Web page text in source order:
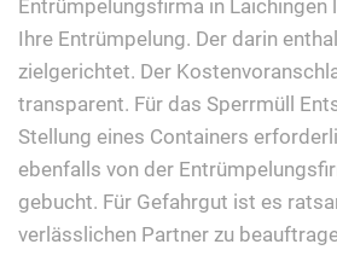
Entrümpelungsfirma in
Ihre Entrümpelung. Der darin
zielgerichtet. Der
transparent. Für das Sperrmüll
Stellung eines Containers
ebenfalls von der
gebucht. Für Gefahrgut ist es
verlässlichen Partner zu